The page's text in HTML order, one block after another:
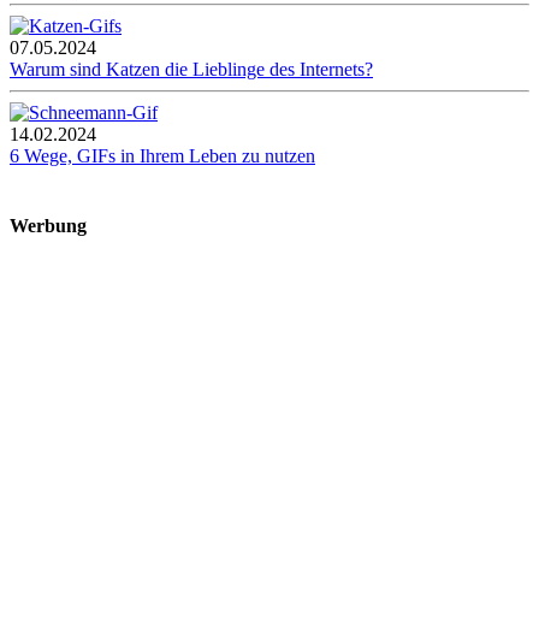
07.05.2024
Warum sind Katzen die Lieblinge des Internets?
14.02.2024
6 Wege, GIFs in Ihrem Leben zu nutzen
Werbung